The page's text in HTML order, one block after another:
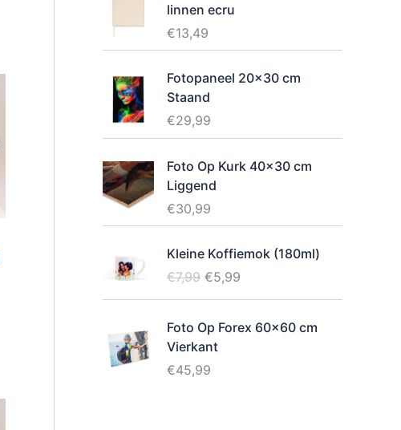
linnen ecru
€13,49
Fotopaneel 20x30 cm
Staand
€29,99
Foto Op Kurk 40x30 cm
Liggend
€30,99
Kleine Koffiemok (180ml)
€7,99 O
o
s
p
r
€5,99
u
d
Foto Op Forex 60x60 cm
Vierkant
€45,99